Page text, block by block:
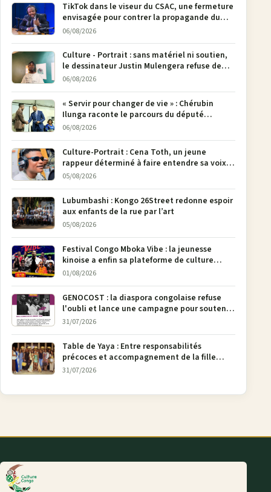
TikTok dans le viseur du CSAC, une fermeture
envisagée pour contrer la propagande du
M23
06/08/2026
Culture - Portrait : sans matériel ni soutien,
le dessinateur Justin Mulengera refuse de
poser son crayon
06/08/2026
« Servir pour changer de vie » : Chérubin
Ilunga raconte le parcours du député
national Jethro Muyombi Tshimbu en 137
06/08/2026
Culture-Portrait : Cena Toth, un jeune
rappeur déterminé à faire entendre sa voix à
Bunia
05/08/2026
Lubumbashi : Kongo 26Street redonne espoir
aux enfants de la rue par l’art
05/08/2026
Festival Congo Mboka Vibe : la jeunesse
kinoise a enfin sa plateforme de culture
urbaine
01/08/2026
GENOCOST : la diaspora congolaise refuse
l'oubli et lance une campagne pour soutenir
la pétition FONAREV depuis Bruxelles
31/07/2026
Table de Yaya : Entre responsabilités
précoces et accompagnement de la fille
aînée, la diaspora en débat
31/07/2026